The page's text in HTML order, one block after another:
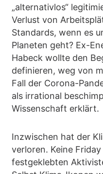
„alternativlos“
Verlust von
Standards, wenn es
Planeten geht? Ex-
Habeck wollte den
definieren, weg von
Fall der Corona-
als irrational
Wissenschaft erklärt.
Inzwischen hat der
verloren. Keine
festgeklebten